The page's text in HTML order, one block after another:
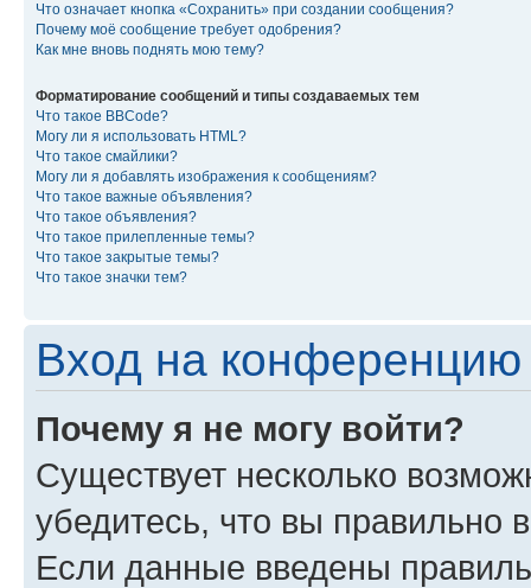
Что означает кнопка «Сохранить» при создании сообщения?
Почему моё сообщение требует одобрения?
Как мне вновь поднять мою тему?
Форматирование сообщений и типы создаваемых тем
Что такое BBCode?
Могу ли я использовать HTML?
Что такое смайлики?
Могу ли я добавлять изображения к сообщениям?
Что такое важные объявления?
Что такое объявления?
Что такое прилепленные темы?
Что такое закрытые темы?
Что такое значки тем?
Вход на конференцию
Почему я не могу войти?
Существует несколько
убедитесь, что вы правильно
Если данные введены